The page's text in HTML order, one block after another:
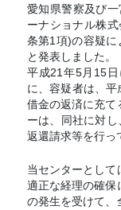
愛知県警察及び
ーナショナル株
条第1項)の容疑
と発表しました。
平成21年5月15
に、容疑者は、
借金の返済に充て
ーは、同社に対
返還請求等を行っ
当センターとして
適正な経理の確保
の発生を受けて、